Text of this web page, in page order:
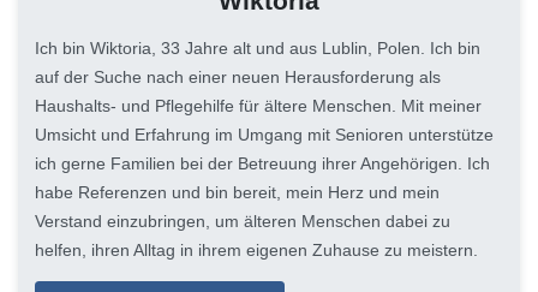
Ich bin Wiktoria, 33 Jahre alt und aus Lublin, Polen. Ich bin
auf der Suche nach einer neuen Herausforderung als
Haushalts- und Pflegehilfe für ältere Menschen. Mit meiner
Umsicht und Erfahrung im Umgang mit Senioren unterstütze
ich gerne Familien bei der Betreuung ihrer Angehörigen. Ich
habe Referenzen und bin bereit, mein Herz und mein
Verstand einzubringen, um älteren Menschen dabei zu
helfen, ihren Alltag in ihrem eigenen Zuhause zu meistern.